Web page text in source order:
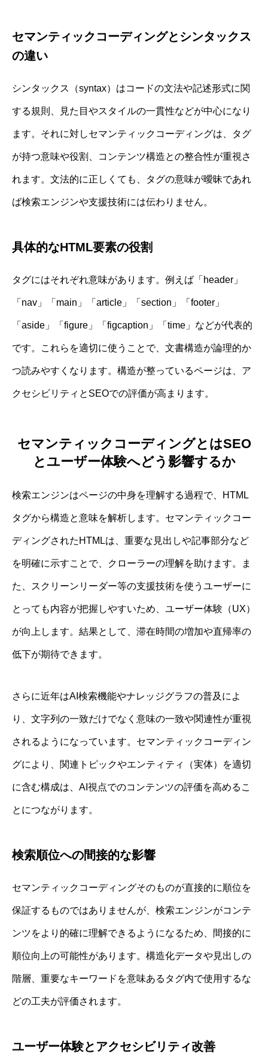
セマンティックコーディングとシンタックス
の違い
シンタックス（syntax）はコードの文法や記述形式に関
する規則、見た目やスタイルの一貫性などが中心になり
ます。それに対しセマンティックコーディングは、タグ
が持つ意味や役割、コンテンツ構造との整合性が重視さ
れます。文法的に正しくても、タグの意味が曖昧であれ
ば検索エンジンや支援技術には伝わりません。
具体的なHTML要素の役割
タグにはそれぞれ意味があります。例えば「header」
「nav」「main」「article」「section」「footer」
「aside」「figure」「figcaption」「time」などが代表的
です。これらを適切に使うことで、文書構造が論理的か
つ読みやすくなります。構造が整っているページは、ア
クセシビリティとSEOでの評価が高まります。
セマンティックコーディングとはSEO
とユーザー体験へどう影響するか
検索エンジンはページの中身を理解する過程で、HTML
タグから構造と意味を解析します。セマンティックコー
ディングされたHTMLは、重要な見出しや記事部分など
を明確に示すことで、クローラーの理解を助けます。ま
た、スクリーンリーダー等の支援技術を使うユーザーに
とっても内容が把握しやすいため、ユーザー体験（UX）
が向上します。結果として、滞在時間の増加や直帰率の
低下が期待できます。
さらに近年はAI検索機能やナレッジグラフの普及によ
り、文字列の一致だけでなく意味の一致や関連性が重視
されるようになっています。セマンティックコーディン
グにより、関連トピックやエンティティ（実体）を適切
に含む構成は、AI視点でのコンテンツの評価を高めるこ
とにつながります。
検索順位への間接的な影響
セマンティックコーディングそのものが直接的に順位を
保証するものではありませんが、検索エンジンがコンテ
ンツをより的確に理解できるようになるため、間接的に
順位向上の可能性があります。構造化データや見出しの
階層、重要なキーワードを意味あるタグ内で使用するな
どの工夫が評価されます。
ユーザー体験とアクセシビリティ改善